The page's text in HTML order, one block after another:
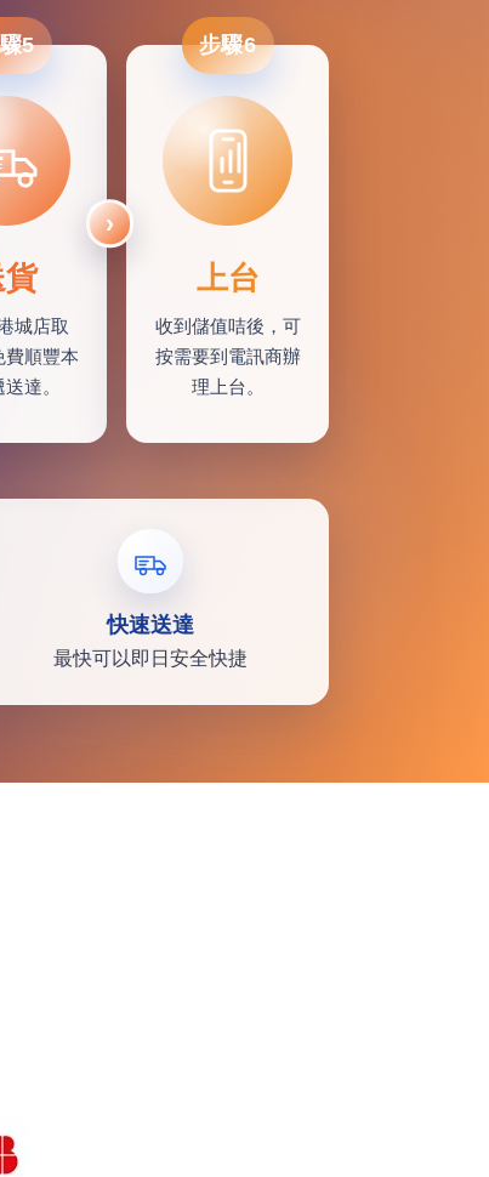
5
城店取
費順豐本
達。
步驟6
上台
收到儲值咭後，可
按需要到電訊商辦
理上台。
快速送達
最快可以即日安全快捷